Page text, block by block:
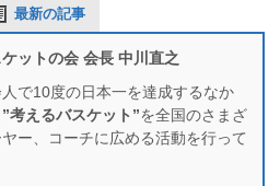
最新の記事
ットの会 会長 中川直之
で10度の日本一を達成するなか
”考えるバスケット”を全国のさまざ
ー、コーチに広める活動を行って